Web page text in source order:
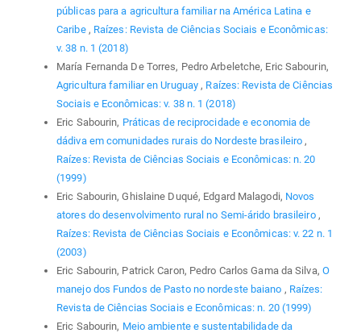
públicas para a agricultura familiar na América Latina e
Caribe , Raízes: Revista de Ciências Sociais e Econômicas:
v. 38 n. 1 (2018)
María Fernanda De Torres, Pedro Arbeletche, Eric Sabourin,
Agricultura familiar en Uruguay , Raízes: Revista de Ciências
Sociais e Econômicas: v. 38 n. 1 (2018)
Eric Sabourin, Práticas de reciprocidade e economia de
dádiva em comunidades rurais do Nordeste brasileiro ,
Raízes: Revista de Ciências Sociais e Econômicas: n. 20
(1999)
Eric Sabourin, Ghislaine Duqué, Edgard Malagodi, Novos
atores do desenvolvimento rural no Semi-árido brasileiro ,
Raízes: Revista de Ciências Sociais e Econômicas: v. 22 n. 1
(2003)
Eric Sabourin, Patrick Caron, Pedro Carlos Gama da Silva, O
manejo dos Fundos de Pasto no nordeste baiano , Raízes:
Revista de Ciências Sociais e Econômicas: n. 20 (1999)
Eric Sabourin, Meio ambiente e sustentabilidade da